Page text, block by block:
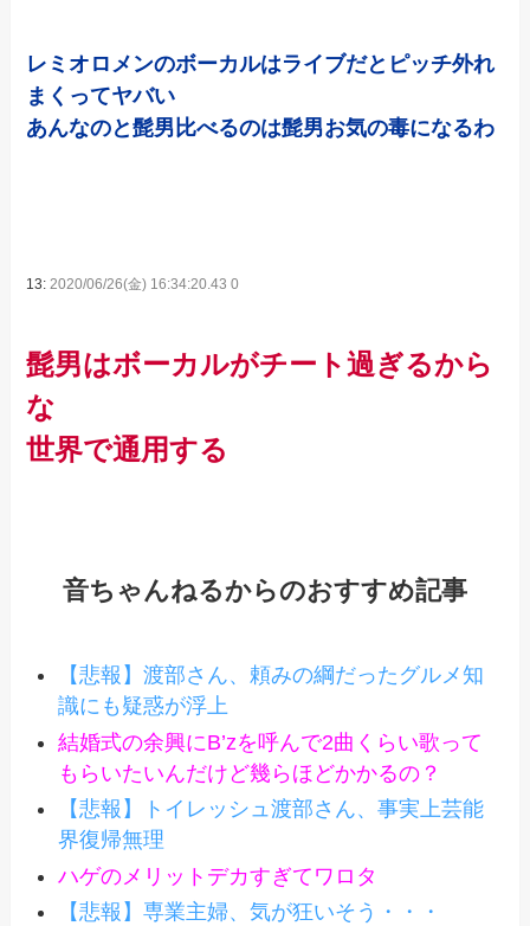
レミオロメンのボーカルはライブだとピッチ外れ
まくってヤバい
あんなのと髭男比べるのは髭男お気の毒になるわ
13:2020/06/26(金) 16:34:20.43 0
髭男はボーカルがチート過ぎるから
な
世界で通用する
音ちゃんねるからのおすすめ記事
【悲報】渡部さん、頼みの綱だったグルメ知
識にも疑惑が浮上
結婚式の余興にB’zを呼んで2曲くらい歌って
もらいたいんだけど幾らほどかかるの？
【悲報】トイレッシュ渡部さん、事実上芸能
界復帰無理
ハゲのメリットデカすぎてワロタ
【悲報】専業主婦、気が狂いそう・・・